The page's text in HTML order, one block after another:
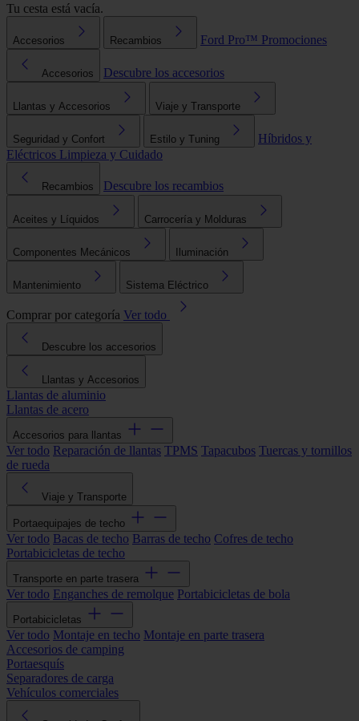
Tu cesta está vacía.
Accesorios Recambios Ford Pro™ Promociones
Accesorios Descubre los accesorios
Llantas y Accesorios Viaje y Transporte
Seguridad y Confort Estilo y Tuning
Híbridos y
Eléctricos Limpieza y Cuidado
Recambios Descubre los recambios
Aceites y Líquidos Carrocería y Molduras
Componentes Mecánicos Iluminación
Mantenimiento Sistema Eléctrico
Comprar por categoría Ver todo
Descubre los accesorios
Llantas y Accesorios
Llantas de aluminio
Llantas de acero
Accesorios para llantas
Ver todo Reparación de llantas TPMS Tapacubos Tuercas y tornillos
de rueda
Viaje y Transporte
Portaequipajes de techo
Ver todo Bacas de techo Barras de techo Cofres de techo
Portabicicletas de techo
Transporte en parte trasera
Ver todo Enganches de remolque Portabicicletas de bola
Portabicicletas
Ver todo Montaje en techo Montaje en parte trasera
Accesorios de camping
Portaesquís
Separadores de carga
Vehículos comerciales